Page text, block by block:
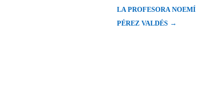
LA PROFESORA NOEMÍ
PÉREZ VALDÉS →